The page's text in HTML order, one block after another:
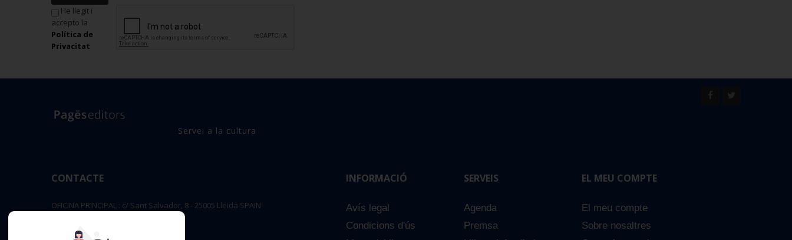
He llegit i
accepto la
Política de
Privacitat
Servei a la cultura
CONTACTE
OFICINA PRINCIPAL : c/ Sant Salvador, 8 - 25005 Lleida SPAIN
editorial@pageseditors.cat
INFORMACIÓ
Avís legal
Condicions d'ús
SERVEIS
Agenda
Premsa
EL MEU COMPTE
El meu compte
Sobre nosaltres